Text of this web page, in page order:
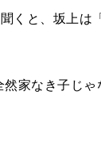
くと、坂上は
家なき子じ